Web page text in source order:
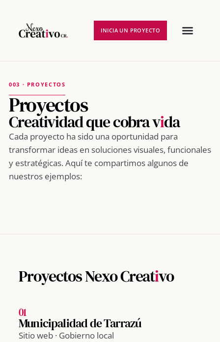
INICIA UN PROYECTO
003 · PROYECTOS
Proyectos
Creatividad que cobra vida
Cada proyecto ha sido una oportunidad para
transformar ideas en soluciones visuales, funcionales
y estratégicas. Aquí te compartimos algunos de
nuestros ejemplos:
Proyectos Nexo Creativo
01
Municipalidad de Tarrazú
Sitio web · Gobierno local